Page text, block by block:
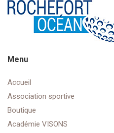
Menu
Accueil
Association sportive
Boutique
Académie VISONS